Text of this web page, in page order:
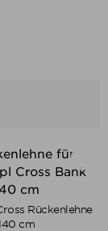
Rückenlehne
cm